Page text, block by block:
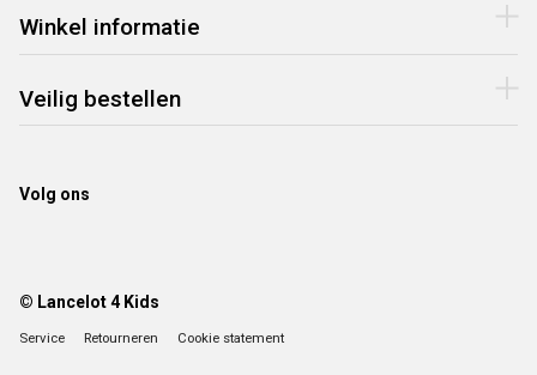
Winkel informatie
Veilig bestellen
Volg ons
© Lancelot 4 Kids
Service Retourneren Cookie statement